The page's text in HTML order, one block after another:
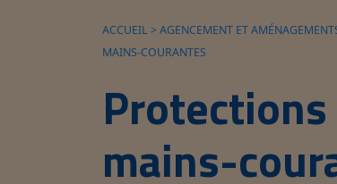
ACCUEIL >AGENCEMENT ET
MAINS-COURANTES
mains-